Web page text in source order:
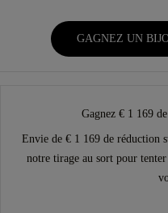
GAGNEZ UN
Gagnez € 1 169
Envie de € 1 169 de réduction
notre tirage au sort pour